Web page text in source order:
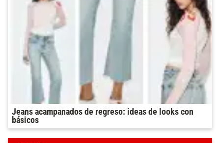
Jeans acampanados de regreso: ideas de looks con
básicos